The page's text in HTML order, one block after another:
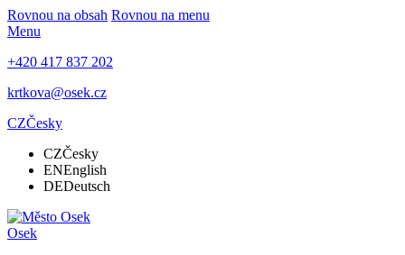
Rovnou na obsah Rovnou na menu
Menu
+420 417 837 202
krtkova@osek.cz
CZČesky
CZČesky
ENEnglish
DEDeutsch
Osek